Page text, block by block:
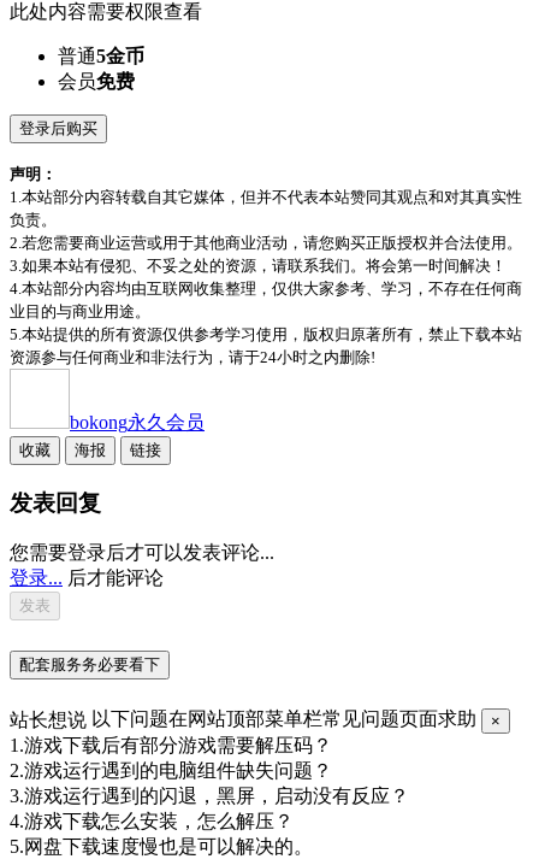
此处内容需要权限查看
普通5金币
会员免费
登录后购买
声明：
1.本站部分内容转载自其它媒体，但并不代表本站赞同其观点和对其真实性
负责。
2.若您需要商业运营或用于其他商业活动，请您购买正版授权并合法使用。
3.如果本站有侵犯、不妥之处的资源，请联系我们。将会第一时间解决！
4.本站部分内容均由互联网收集整理，仅供大家参考、学习，不存在任何商
业目的与商业用途。
5.本站提供的所有资源仅供参考学习使用，版权归原著所有，禁止下载本站
资源参与任何商业和非法行为，请于24小时之内删除!
bokong永久会员
收藏 海报 链接
发表回复
您需要登录后才可以发表评论...
登录... 后才能评论
配套服务务必要看下
站长想说 以下问题在网站顶部菜单栏常见问题页面求助 ×
1.游戏下载后有部分游戏需要解压码？
2.游戏运行遇到的电脑组件缺失问题？
3.游戏运行遇到的闪退，黑屏，启动没有反应？
4.游戏下载怎么安装，怎么解压？
5.网盘下载速度慢也是可以解决的。